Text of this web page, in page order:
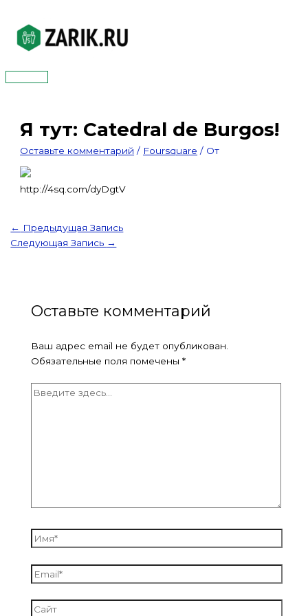
содержимому
Главное
Я тут: Catedral de Burgos!
Оставьте комментарий / Foursquare / От
http://4sq.com/dyDgtV
← Предыдущая Запись
Следующая Запись →
Оставьте комментарий
Ваш адрес email не будет опубликован.
Обязательные поля помечены *
Введите
Имя*
Email*
Сайт